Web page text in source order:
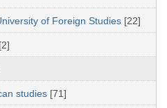
of Foreign Studies [22]
[2]
studies [71]